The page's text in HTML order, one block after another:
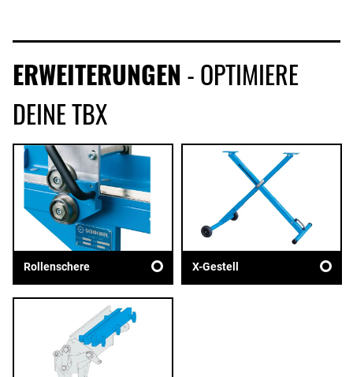
ERWEITERUNGEN - OPTIMIERE
DEINE TBX
Rollenschere X-Gestell